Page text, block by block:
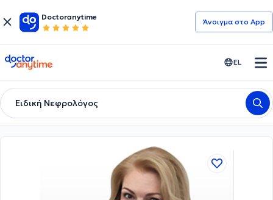
Doctoranytime
Άνοιγμα στο App
doctoranytime EL
Ειδική Νεφρολόγος